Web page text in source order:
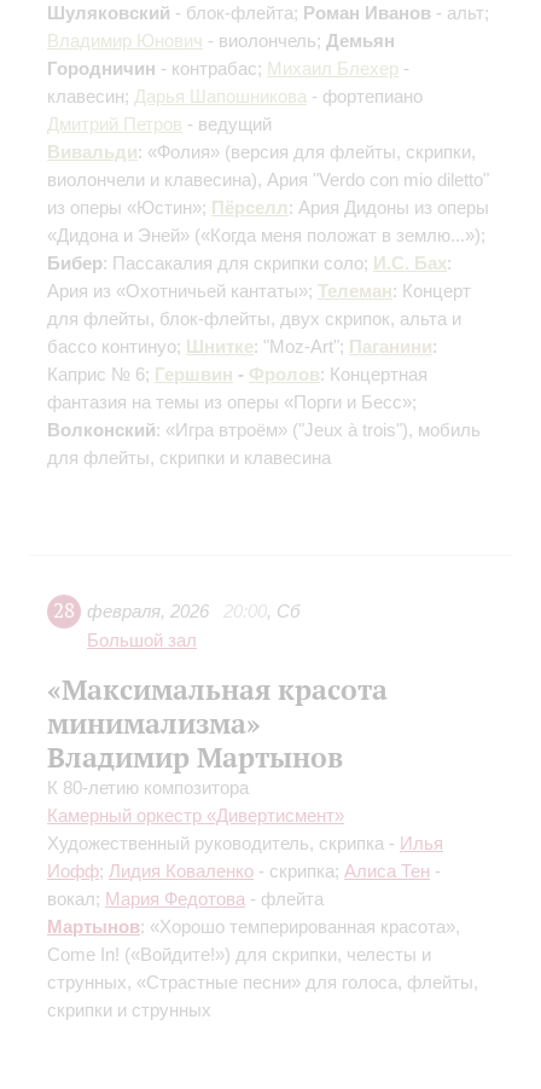
Шуляковский - блок-флейта; Роман Иванов - альт;
Владимир Юнович - виолончель; Демьян
Городничин - контрабас; Михаил Блехер -
клавесин; Дарья Шапошникова - фортепиано
Дмитрий Петров - ведущий
Вивальди: «Фолия» (версия для флейты, скрипки,
виолончели и клавесина), Ария "Verdo con mio diletto"
из оперы «Юстин»; Пёрселл: Ария Дидоны из оперы
«Дидона и Эней» («Когда меня положат в землю...»);
Бибер: Пассакалия для скрипки соло; И.С. Бах:
Ария из «Охотничьей кантаты»; Телеман: Концерт
для флейты, блок-флейты, двух скрипок, альта и
бассо континуо; Шнитке: "Moz-Art"; Паганини:
Каприс № 6; Гершвин - Фролов: Концертная
фантазия на темы из оперы «Порги и Бесс»;
Волконский: «Игра втроём» ("Jeux à trois"), мобиль
для флейты, скрипки и клавесина
28 февраля, 2026 20:00, Сб
Большой зал
«Максимальная красота
минимализма»
Владимир Мартынов
К 80-летию композитора
Камерный оркестр «Дивертисмент»
Художественный руководитель, скрипка - Илья
Иофф; Лидия Коваленко - скрипка; Алиса Тен -
вокал; Мария Федотова - флейта
Мартынов: «Хорошо темперированная красота»,
Come In! («Войдите!») для скрипки, челесты и
струнных, «Страстные песни» для голоса, флейты,
скрипки и струнных